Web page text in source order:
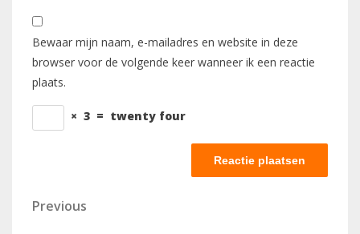
Bewaar mijn naam, e-mailadres en website in deze
browser voor de volgende keer wanneer ik een reactie
plaats.
× 3 = twenty four
Berichtnavigatie
Previous
Previous